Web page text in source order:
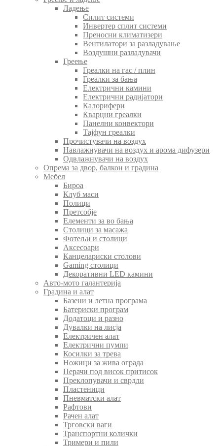
Ладење
Сплит системи
Инвертер сплит системи
Преносни климатизери
Вентилатори за разладување
Воздушни разладувачи
Греење
Греалки на гас / плин
Греалки за бања
Електрични камини
Електрични радијатори
Калорифери
Кварцни греалки
Панелни конвектори
Тајфун греалки
Прочистувачи на воздух
Навлажнувачи на воздух и арома дифузери
Одвлажнувачи на воздух
Опрема за двор, балкон и градина
Мебел
Бироа
Клуб маси
Полици
Претсобје
Елементи за во бања
Столици за масажа
Фотељи и столици
Аксесоари
Канцелариски столови
Gaming столици
Декоративни LED камини
Авто-мото галантерија
Градина и алат
Базени и летна програма
Батериски програм
Додатоци и разно
Дувалки на лисја
Електричен алат
Електрични пумпи
Косилки за трева
Ножици за жива ограда
Перачи под висок притисок
Преклопувачи и сврдли
Пластеници
Пневматски алат
Рафтови
Рачен алат
Трговски ваги
Транспортни колички
Тримери и пили